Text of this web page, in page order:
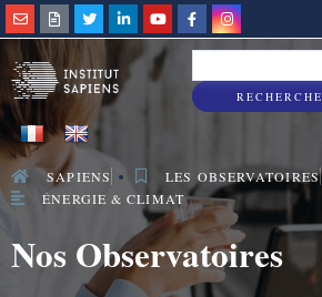
RECHERCHE
SAPIENS
LES OBSERVATOIRES
ÉNERGIE & CLIMAT
Nos Observatoires